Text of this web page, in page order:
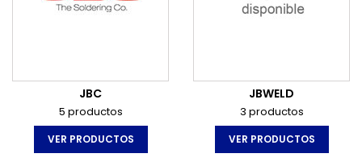
JBC
5 productos
VER PRODUCTOS
JBWELD
3 productos
VER PRODUCTOS